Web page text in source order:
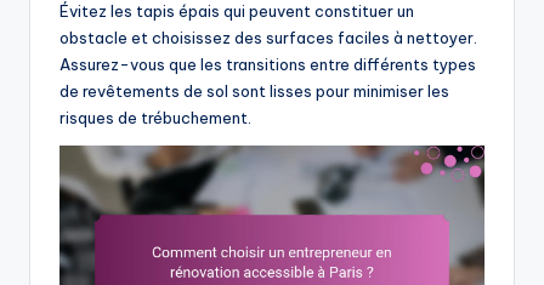
Évitez les tapis épais qui peuvent constituer un
obstacle et choisissez des surfaces faciles à nettoyer.
Assurez-vous que les transitions entre différents types
de revêtements de sol sont lisses pour minimiser les
risques de trébuchement.